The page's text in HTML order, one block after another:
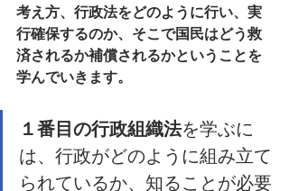
考え方、行政法をどのように行い、実
行確保するのか、そこで国民はどう救
済されるか補償されるかということを
学んでいきます。
１番目の行政組織法を学ぶに
は、行政がどのように組み立て
られているか、知ることが必要